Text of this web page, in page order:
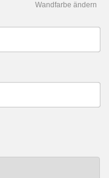
Wandfarbe ändern